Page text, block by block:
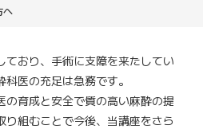
へ
ており、手術に支障を来たしてい
医の充足は急務です。
の育成と安全で質の高い麻酔の提
組むことで今後、当講座をさら